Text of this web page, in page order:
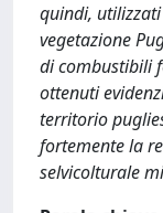
quindi,
vegetazione
di combustibili
ottenuti
territorio
fortemente la
selvicolturale